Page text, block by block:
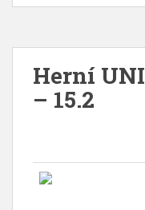
Herní UNI
– 15.2